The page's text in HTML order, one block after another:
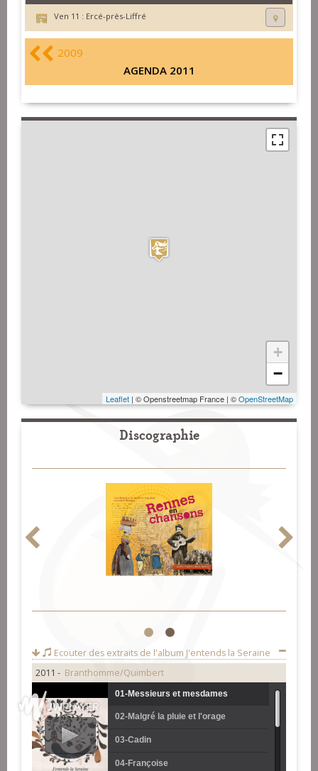
Ven 11 : Ercé-près-Liffré
2009
AGENDA 2011
+
−
Leaflet | © Openstreetmap France | ©OpenStreetMap
Discographie
1 2
Ecouter des extraits de l'album J'entends la Seraine
2011 - Branthomme/Quimbert
01-Messieurs et mesdames
02-Malgré la pluie et l'orage
03-Cadin
04-Françoise